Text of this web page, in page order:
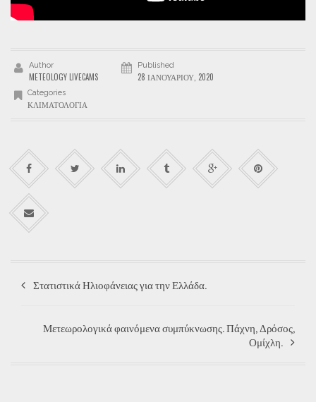
Author
METEOLOGY LIVECAMS
Published
28 ΙΑΝΟΥΑΡΊΟΥ, 2020
Categories
ΚΛΙΜΑΤΟΛΟΓΊΑ
Στατιστικά Ηλιοφάνειας για την Ελλάδα.
Μετεωρολογικά φαινόμενα συμπύκνωσης. Πάχνη, Δρόσος,
Ομίχλη.